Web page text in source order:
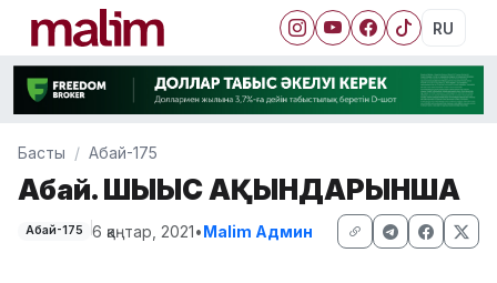
RU
Басты Абай-175
Абай. ШЫҒЫС АҚЫНДАРЫНША
Абай-175 6 қаңтар, 2021•Malim Админ